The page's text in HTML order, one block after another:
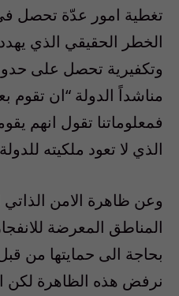
تغطية امور عدّة تحصل
الخطر الحقيقي الذي
وتكفيرية تحصل على
مناشداً الدولة “ان تقوم
فمعلوماتنا تقول انهم
الذي لا تعود ملكيته
وعن ظاهرة الامن الذاتي
المناطق المعرضة
بحاجة الى حمايتها من
نرفض هذه الظاهرة لكن